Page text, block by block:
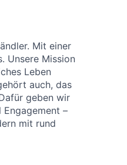
Mit einer
Unsere Mission
Leben
auch, das
geben wir
Engagement –
mit rund